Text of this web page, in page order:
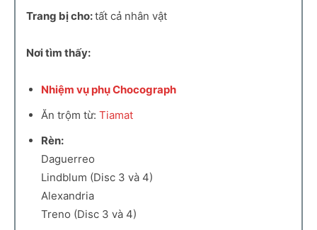
Trang bị cho:tất cả nhân vật
Nơi tìm thấy:
Nhiệm vụ phụ Chocograph
Ăn trộm từ: Tiamat
Rèn:
Daguerreo
Lindblum (Disc 3 và 4)
Alexandria
Treno (Disc 3 và 4)